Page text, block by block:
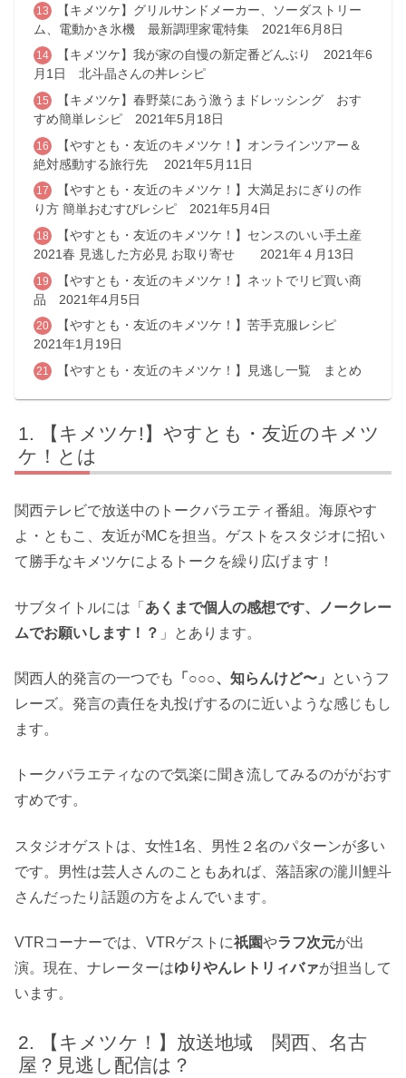
【キメツケ】グリルサンドメーカー、ソーダストリー
ム、電動かき氷機 最新調理家電特集 2021年6月8日
【キメツケ】我が家の自慢の新定番どんぶり 2021年6
月1日 北斗晶さんの丼レシピ
【キメツケ】春野菜にあう激うまドレッシング おす
すめ簡単レシピ 2021年5月18日
【やすとも・友近のキメツケ！】オンラインツアー＆
絶対感動する旅行先 2021年5月11日
【やすとも・友近のキメツケ！】大満足おにぎりの作
り方 簡単おむすびレシピ 2021年5月4日
【やすとも・友近のキメツケ！】センスのいい手土産
2021春 見逃した方必見 お取り寄せ 2021年４月13日
【やすとも・友近のキメツケ！】ネットでリピ買い商
品 2021年4月5日
【やすとも・友近のキメツケ！】苦手克服レシピ
2021年1月19日
【やすとも・友近のキメツケ！】見逃し一覧 まとめ
【キメツケ!】やすとも・友近のキメツ
ケ！とは
関西テレビで放送中のトークバラエティ番組。海原やす
よ・ともこ、友近がMCを担当。ゲストをスタジオに招い
て勝手なキメツケによるトークを繰り広げます！
サブタイトルには「 あくまで個人の感想です、ノークレー
ムでお願いします！？ 」とあります。
関西人的発言の一つでも 「○○○、知らんけど〜」
というフ
レーズ。発言の責任を丸投げするのに近いような感じもし
ます。
トークバラエティなので気楽に聞き流してみるのががおす
すめです。
スタジオゲストは、女性1名、男性２名のパターンが多い
です。男性は芸人さんのこともあれば、落語家の瀧川鯉斗
さんだったり話題の方をよんでいます。
VTRコーナーでは、VTRゲストに祇園やラフ次元が出
演。現在、ナレーターはゆりやんレトリィバァが担当して
います。
【キメツケ！】放送地域 関西、名古
屋？見逃し配信は？